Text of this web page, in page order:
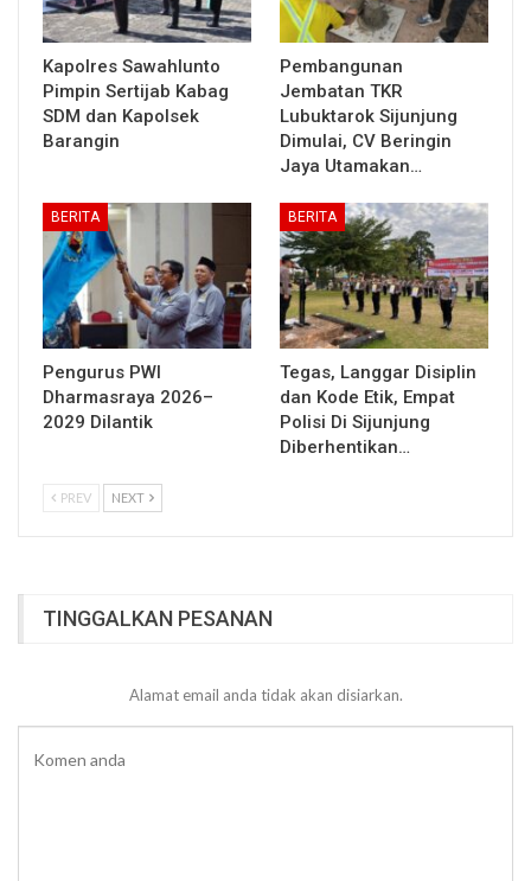
Kapolres Sawahlunto
Pimpin Sertijab Kabag
SDM dan Kapolsek
Barangin
Pembangunan
Jembatan TKR
Lubuktarok Sijunjung
Dimulai, CV Beringin
Jaya Utamakan…
BERITA
Pengurus PWI
Dharmasraya 2026–
2029 Dilantik
BERITA
Tegas, Langgar Disiplin
dan Kode Etik, Empat
Polisi Di Sijunjung
Diberhentikan…
PREV NEXT
TINGGALKAN PESANAN
Alamat email anda tidak akan disiarkan.